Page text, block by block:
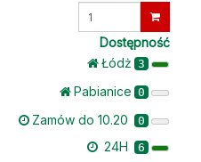
Dostępność
Łódż 3
Pabianice 0
Zamów do 10.20 0
24H 6